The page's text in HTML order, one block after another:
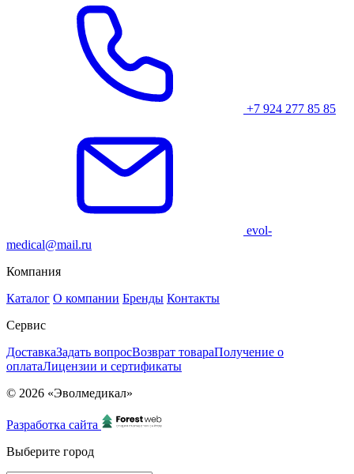
+7 924 277 85 85
evol-
medical@mail.ru
Компания
Каталог О компании Бренды Контакты
Сервис
ДоставкаЗадать вопросВозврат товараПолучение о
оплатаЛицензии и сертификаты
© 2026 «Эволмедикал»
Разработка сайта
Выберите город